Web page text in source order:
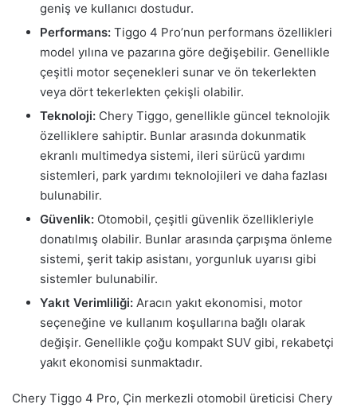
geniş ve kullanıcı dostudur.
Performans: Tiggo 4 Pro’nun performans özellikleri
model yılına ve pazarına göre değişebilir. Genellikle
çeşitli motor seçenekleri sunar ve ön tekerlekten
veya dört tekerlekten çekişli olabilir.
Teknoloji: Chery Tiggo, genellikle güncel teknolojik
özelliklere sahiptir. Bunlar arasında dokunmatik
ekranlı multimedya sistemi, ileri sürücü yardımı
sistemleri, park yardımı teknolojileri ve daha fazlası
bulunabilir.
Güvenlik: Otomobil, çeşitli güvenlik özellikleriyle
donatılmış olabilir. Bunlar arasında çarpışma önleme
sistemi, şerit takip asistanı, yorgunluk uyarısı gibi
sistemler bulunabilir.
Yakıt Verimliliği: Aracın yakıt ekonomisi, motor
seçeneğine ve kullanım koşullarına bağlı olarak
değişir. Genellikle çoğu kompakt SUV gibi, rekabetçi
yakıt ekonomisi sunmaktadır.
Chery Tiggo 4 Pro, Çin merkezli otomobil üreticisi Chery